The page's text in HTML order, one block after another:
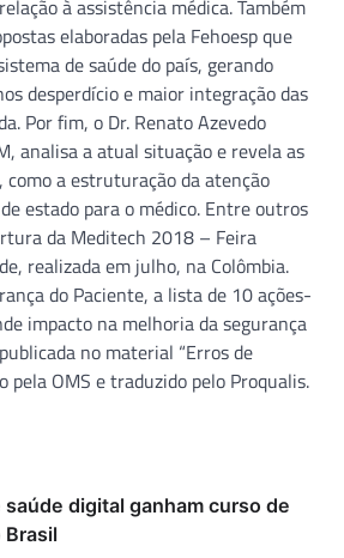
à assistência médica. Também
elaboradas pela Fehoesp que
de saúde do país, gerando
desperdício e maior integração das
Por fim, o Dr. Renato Azevedo
analisa a atual situação e revela as
como a estruturação da atenção
estado para o médico. Entre outros
da Meditech 2018 – Feira
realizada em julho, na Colômbia.
do Paciente, a lista de 10 ações-
impacto na melhoria da segurança
no material “Erros de
pela OMS e traduzido pelo Proqualis.
digital ganham curso de
Brasil